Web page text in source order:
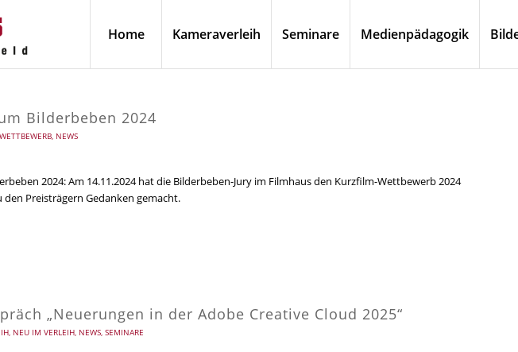
Home Kameraverleih Seminare Medienpädagogik
Bilderbeben 2024
, NEWS
2024: Am 14.11.2024 hat die Bilderbeben-Jury im Filmhaus den Kurzfilm-Wettbewerb 2024
den Preisträgern Gedanken gemacht.
„Neuerungen in der Adobe Creative Cloud 2025“
, NEU IM VERLEIH, NEWS, SEMINARE